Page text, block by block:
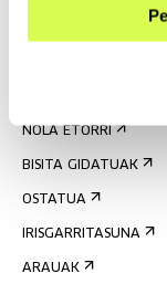
NOLA ETORRI
BISITA GIDATUAK
OSTATUA
IRISGARRITASUNA
ARAUAK